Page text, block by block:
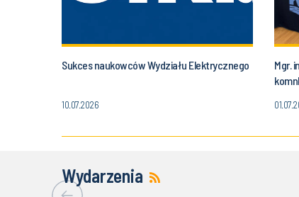
Sukces naukowców Wydziału Elektrycznego
10.07.2026
Mgr.
Wydarzenia